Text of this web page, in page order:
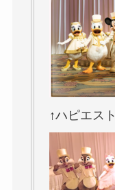
↑ハピエスト